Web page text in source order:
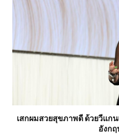
เสกผมสวยสุขภาพดี ด้วยวีแก
อังก